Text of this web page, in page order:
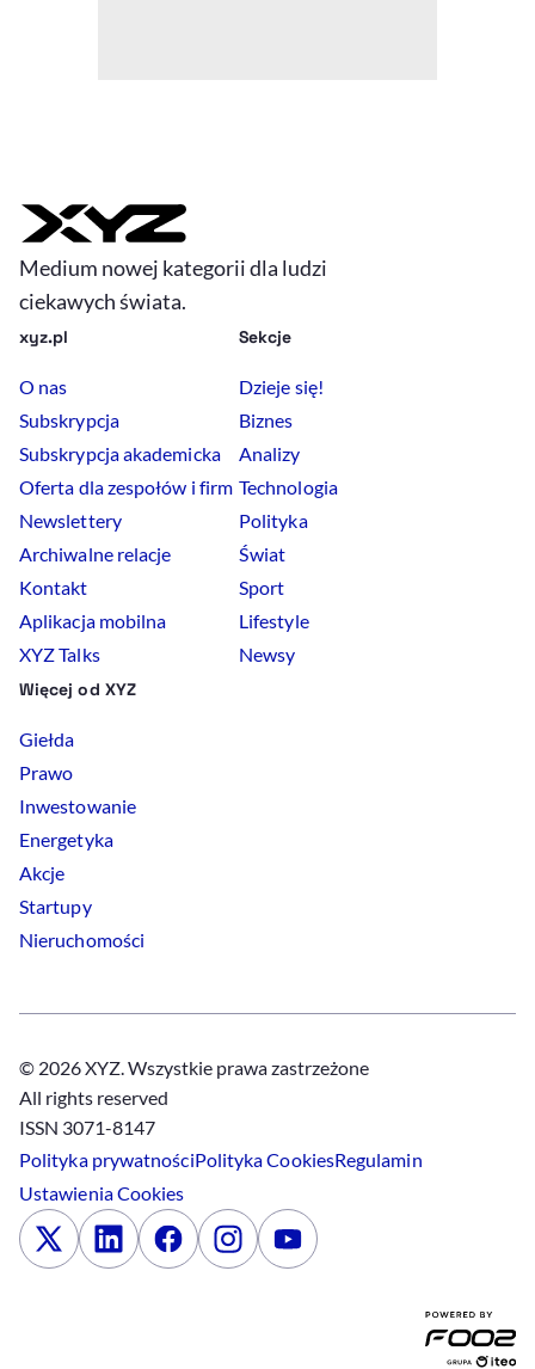
Medium nowej kategorii dla ludzi
ciekawych świata.
xyz.pl
O nas
Subskrypcja
Subskrypcja akademicka
Oferta dla zespołów i firm
Newslettery
Archiwalne relacje
Kontakt
Aplikacja mobilna
XYZ Talks
Sekcje
Dzieje się!
Biznes
Analizy
Technologia
Polityka
Świat
Sport
Lifestyle
Newsy
Więcej od XYZ
Giełda
Prawo
Inwestowanie
Energetyka
Akcje
Startupy
Nieruchomości
© 2026 XYZ. Wszystkie prawa zastrzeżone
All rights reserved
ISSN 3071-8147
Polityka prywatnościPolitykaCookiesRegulamin
UstawieniaCookies
x LinkedinFacebookInstagramYoutube